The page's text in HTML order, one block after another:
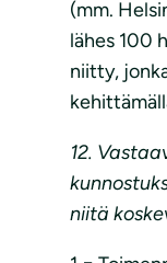
(mm.
lähes 100
niitty,
12.
niitä